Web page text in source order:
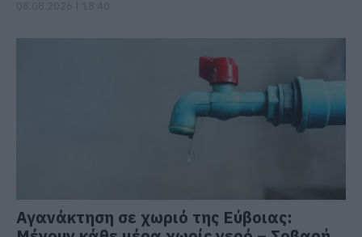
Αγανάκτηση σε χωριό της Εύβοιας: